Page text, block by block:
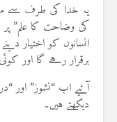
یہ خدا کی طرف سے
کی وضاحت کا علم”
انسانوں کو اختیار
برقرار رہے گا اور
آئیے اب “نشوز”
دیکھتے ہیں۔